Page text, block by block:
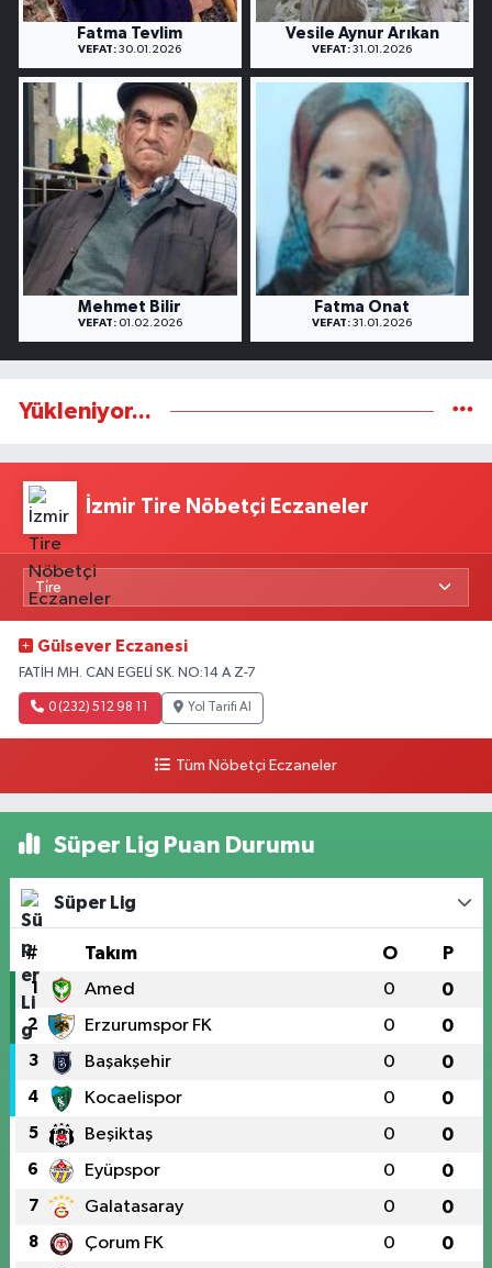
Fatma Tevlim
VEFAT: 30.01.2026
Vesile Aynur Arıkan
VEFAT: 31.01.2026
Mehmet Bilir
VEFAT:01.02.2026
Fatma Onat
VEFAT: 31.01.2026
Yükleniyor...
İzmir Tire Nöbetçi Eczaneler
Gülsever Eczanesi
FATİH MH. CAN EGELİ SK. NO:14 A Z-7
0 (232) 512 98 11 Yol Tarifi Al
Tüm Nöbetçi Eczaneler
Süper Lig Puan Durumu
Süper Lig
# Takım O P
1 Amed 0 0
2 Erzurumspor FK 0 0
3 Başakşehir 0 0
4 Kocaelispor 0 0
5 Beşiktaş 0 0
6 Eyüpspor 0 0
7 Galatasaray 0 0
8 Çorum FK 0 0